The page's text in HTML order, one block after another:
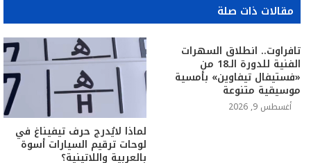
مقالات ذات صلة
تافراوت.. انطلاق السهرات
الفنية للدورة الـ18 من
«فستيفال تيفاوين» بأمسية
موسيقية متنوعة
أغسطس 9, 2026
لماذا لايُدرج حرف تيفيناغ في
لوحات ترقيم السيارات أسوة
بالعربية واللاتينية؟